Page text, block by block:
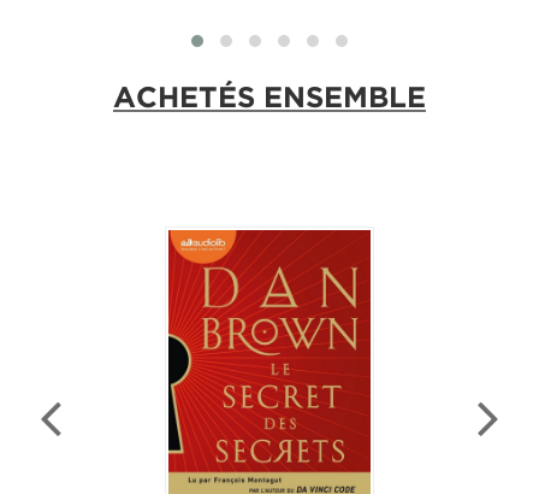
ACHETÉS ENSEMBLE